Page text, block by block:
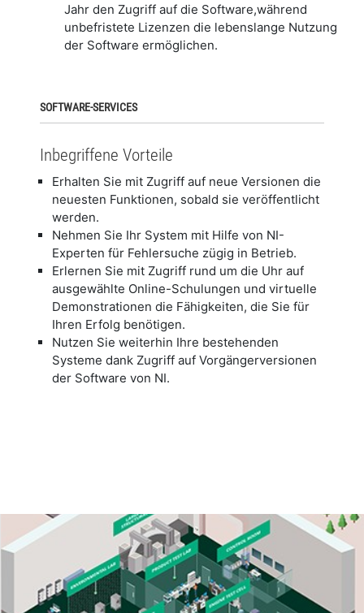
Jahr den Zugriff auf die Software,während
unbefristete Lizenzen die lebenslange Nutzung
der Software ermöglichen.
SOFTWARE-SERVICES
Inbegriffene Vorteile
Erhalten Sie mit Zugriff auf neue Versionen die
neuesten Funktionen, sobald sie veröffentlicht
werden.
Nehmen Sie Ihr System mit Hilfe von NI-
Experten für Fehlersuche zügig in Betrieb.
Erlernen Sie mit Zugriff rund um die Uhr auf
ausgewählte Online-Schulungen und virtuelle
Demonstrationen die Fähigkeiten, die Sie für
Ihren Erfolg benötigen.
Nutzen Sie weiterhin Ihre bestehenden
Systeme dank Zugriff auf Vorgängerversionen
der Software von NI.